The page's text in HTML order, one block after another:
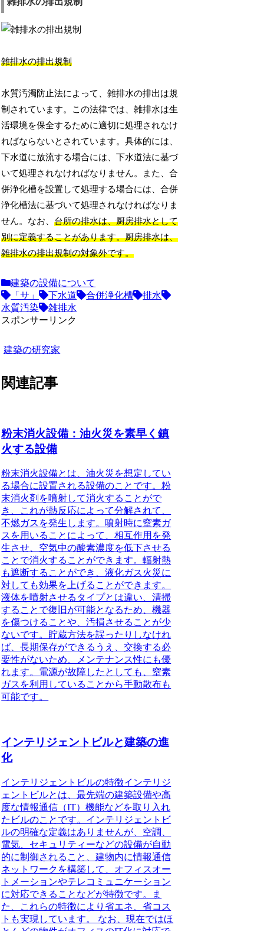
雑排水の排出規制
水質汚濁防止法によって、雑排水の排出は規
制されています。この法律では、雑排水は生
活環境を保全するために適切に処理されなけ
ればならないとされています。具体的には、
下水道に放流する場合には、下水道法に基づ
いて処理されなければなりません。また、合
併浄化槽を設置して処理する場合には、合併
浄化槽法に基づいて処理されなければなりま
せん。なお、台所の排水は、厨房排水として
別に定義することがあります。厨房排水は、
雑排水の排出規制の対象外です。
建築の設備について
「サ」
下水道 合併浄化槽
排水
水質汚染
雑排水
スポンサーリンク
建築の研究家
関連記事
粉末消火設備：油火災を素早く鎮
火する設備
粉末消火設備とは、油火災を想定してい
る場合に設置される設備のことです。粉
末消火剤を噴射して消火することがで
き、これが熱反応によって分解されて、
不燃ガスを発生します。噴射時に窒素ガ
スを用いることによって、相互作用を発
生させ、空気中の酸素濃度を低下させる
ことで消火することができます。輻射熱
も遮断することができ、液化ガス火災に
対しても効果を上げることができます。
液体を噴射させるタイプとは違い、清掃
することで復旧が可能となるため、機器
を傷つけることや、汚損させることが少
ないです。貯蔵方法を誤ったりしなけれ
ば、長期保存ができるうえ、交換する必
要性がないため、メンテナンス性にも優
れます。電源が故障したとしても、窒素
ガスを利用していることから手動散布も
可能です。
インテリジェントビルと建築の進
化
インテリジェントビルの特徴インテリジ
ェントビルとは、最先端の建築設備や高
度な情報通信（IT）機能などを取り入れ
たビルのこと です。インテリジェントビ
ルの明確な定義はありませんが、空調、
電気、セキュリティーなどの設備が自動
的に制御されること、建物内に情報通信
ネットワークを構築して、オフィスオー
トメーションやテレコミュニケーション
に対応できることなどが特徴です。ま
た、これらの特徴により省エネ、省コス
トも実現 しています。 なお、現在ではほ